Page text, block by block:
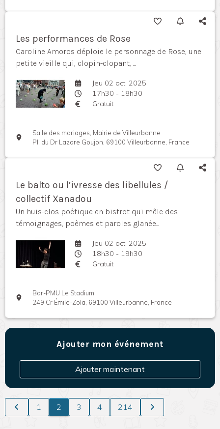
Les performances de Rose
Caroline Amoros déploie le personnage de Rose, une
petite vieille qui, clopin-clopant, ...
Jeu 02 oct. 2025
17h30 - 18h30
Gratuit
Salle des mariages, Mairie de Villeurbanne
Pl. du Dr Lazare Goujon, 69100 Villeurbanne, France
Le balto ou l’ivresse des libellules /
collectif Xanadou
Un huis-clos poétique en bistrot qui mêle des
témoignages, poèmes et paroles glanée...
Jeu 02 oct. 2025
18h30 - 19h30
Gratuit
Bar-PMU Le Stadium
249 Cr Émile-Zola, 69100 Villeurbanne, France
Ajouter mon événement
Ajouter maintenant
1 2 3 4 214